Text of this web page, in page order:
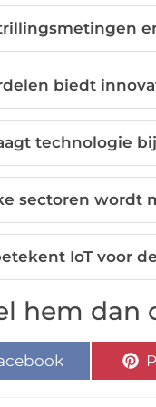
biedt
technologie
sectoren wordt
IoT voor
hem dan